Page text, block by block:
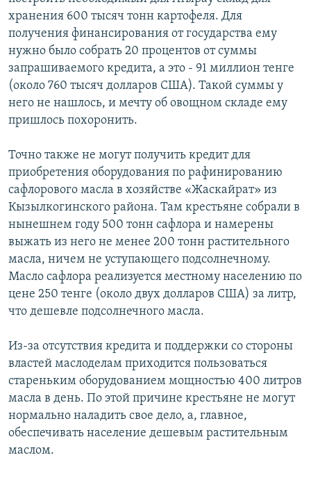
хранения 600 тысяч тонн картофеля. Для
получения финансирования от государства ему
нужно было собрать 20 процентов от суммы
запрашиваемого кредита, а это - 91 миллион тенге
(около 760 тысяч долларов США). Такой суммы у
него не нашлось, и мечту об овощном складе ему
пришлось похоронить.
Точно также не могут получить кредит для
приобретения оборудования по рафинированию
сафлорового масла в хозяйстве «Жаскайрат» из
Кызылкогинского района. Там крестьяне собрали в
нынешнем году 500 тонн сафлора и намерены
выжать из него не менее 200 тонн растительного
масла, ничем не уступающего подсолнечному.
Масло сафлора реализуется местному населению по
цене 250 тенге (около двух долларов США) за литр,
что дешевле подсолнечного масла.
Из-за отсутствия кредита и поддержки со стороны
властей маслоделам приходится пользоваться
стареньким оборудованием мощностью 400 литров
масла в день. По этой причине крестьяне не могут
нормально наладить свое дело, а, главное,
обеспечивать население дешевым растительным
маслом.